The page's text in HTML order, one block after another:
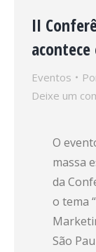
II
Eventos
Deixe um
O
massa
da
o tema
São